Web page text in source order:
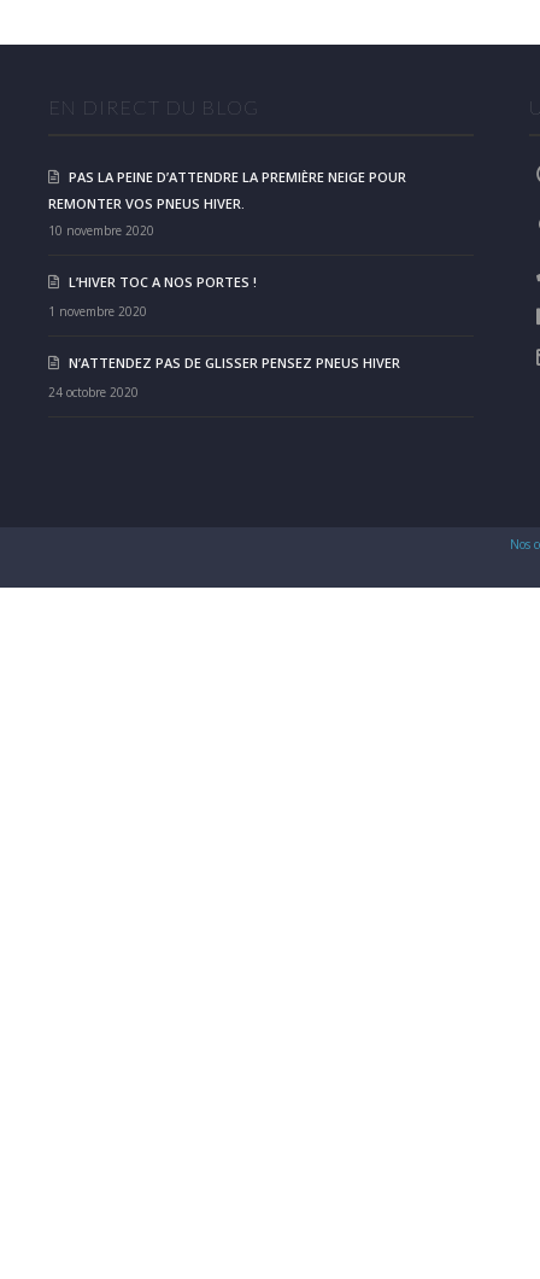
EN DIRECT DU BLOG
PAS LA PEINE D’ATTENDRE LA PREMIÈRE NEIGE POUR
REMONTER VOS PNEUS HIVER.
10 novembre 2020
L’HIVER TOC A NOS PORTES !
1 novembre 2020
N’ATTENDEZ PAS DE GLISSER PENSEZ PNEUS HIVER
24 octobre 2020
Nos